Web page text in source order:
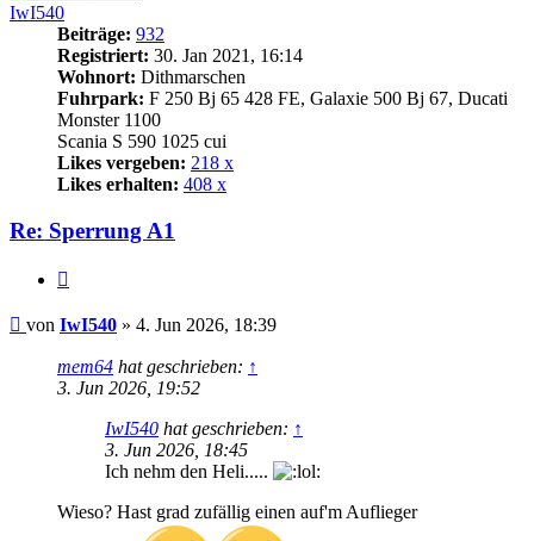
IwI540
Beiträge: 932
Registriert: 30. Jan 2021, 16:14
Wohnort: Dithmarschen
Fuhrpark: F 250 Bj 65 428 FE, Galaxie 500 Bj 67, Ducati
Monster 1100
Scania S 590 1025 cui
Likes vergeben: 218 x
Likes erhalten: 408 x
Re: Sperrung A1
Beitrag
von IwI540 » 4. Jun 2026, 18:39
mem64 hat geschrieben: ↑
3. Jun 2026, 19:52
IwI540 hat geschrieben: ↑
3. Jun 2026, 18:45
Ich nehm den Heli.....
Wieso? Hast grad zufällig einen auf'm Auflieger